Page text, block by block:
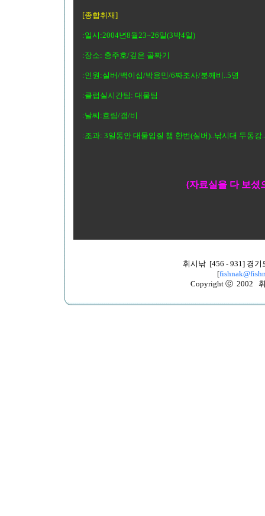
[종합취재]
:일시:2004년8월23~26일(3박4일)
:장소: 충주호/깊은 골짜기
:인원:실버/백이십/박용민/6짜조사/붕깨비..5명
:클럽실시간팀: 대물팀
:날씨:흐림/갬/비
:조과: 3일동안 대물입질 챔 한번(실버)..낚시대 두동강
{자료실을 다 보셨
휘시낚 [456 - 931] 경
[
Copyright ⓒ 2002